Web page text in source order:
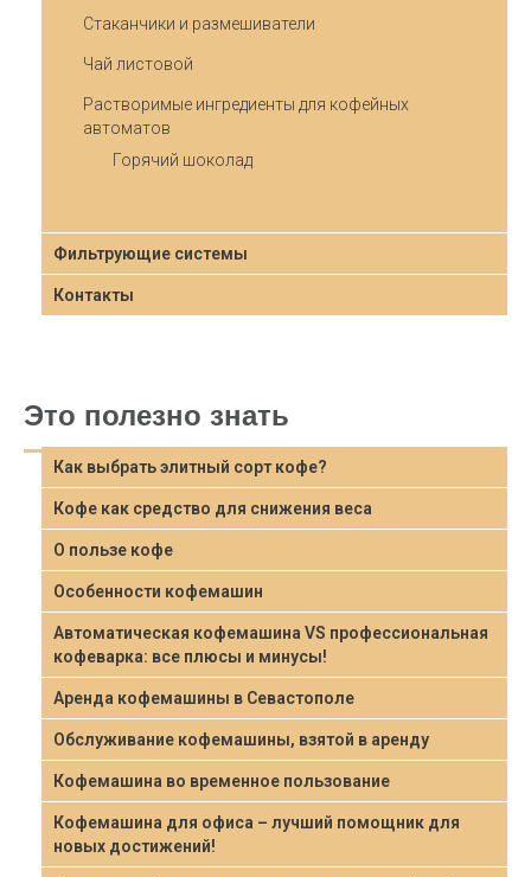
Стаканчики и размешиватели
Чай листовой
Растворимые ингредиенты для кофейных
автоматов
Горячий шоколад
Фильтрующие системы
Контакты
Это полезно знать
Как выбрать элитный сорт кофе?
Кофе как средство для снижения веса
О пользе кофе
Особенности кофемашин
Автоматическая кофемашина VS профессиональная
кофеварка: все плюсы и минусы!
Аренда кофемашины в Севастополе
Обслуживание кофемашины, взятой в аренду
Кофемашина во временное пользование
Кофемашина для офиса – лучший помощник для
новых достижений!